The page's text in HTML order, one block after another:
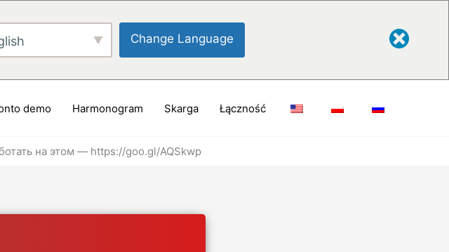
Change Language
demo Harmonogram Skarga Łączność
на этом — https://goo.gl/AQSkwp